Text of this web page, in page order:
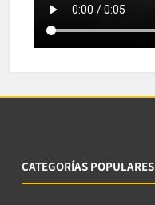
CATEGORÍAS POPULARES